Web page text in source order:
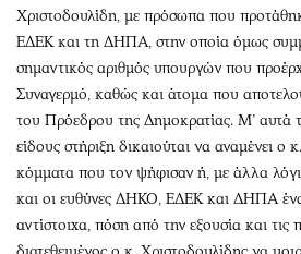
Trends
Ενέργεια
Ναυτιλία
Περιβάλλον
Ελλάδα
Κόσμος
Παράξενα
Πολιτισμός
Χριστοδουλίδη, με πρόσωπα που
ΕΔΕΚ και τη ΔΗΠΑ, στην οποία όμως
σημαντικός αριθμός υπουργών που
Συναγερμό, καθώς και άτομα που
του Πρόεδρου της Δημοκρατίας. Μ’ αυτά
είδους στήριξη δικαιούται να αναμένει ο
κόμματα που τον ψήφισαν ή, με άλλα
και οι ευθύνες ΔΗΚΟ, ΕΔΕΚ και ΔΗΠΑ
αντίστοιχα, πόση από την εξουσία και τις